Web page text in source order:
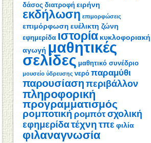
δάσος διατροφή ειρήνη
εκδήλωση επιμορφώσεις
επιμόρφωση ευέλικτη ζώνη
εφημερίδα ιστορία κυκλοφοριακή
αγωγή μαθητικές
σελίδες μαθητικό συνέδριο
μουσείο ύδρευσης νερό παραμύθι
παρουσίαση περιβάλλον
πληροφορική
προγραμματισμός
ρομποτική ρομπότσχολική
εφημερίδατέχνη τπε φιλία
φιλαναγνωσία